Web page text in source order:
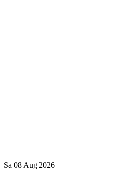
Sa 08 Aug 2026